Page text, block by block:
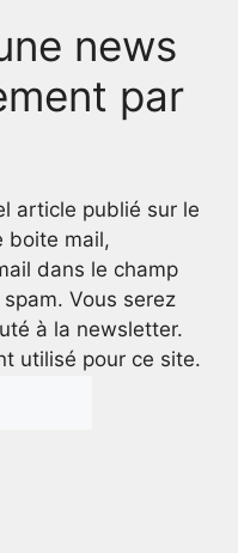
news
par
article publié sur le
boite mail,
dans le champ
Vous serez
à la newsletter.
utilisé pour ce site.